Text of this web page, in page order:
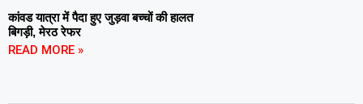
कांवड यात्रा में पैदा हुए जुड़वा बच्चों की हालत
बिगड़ी, मेरठ रेफर
READ MORE »